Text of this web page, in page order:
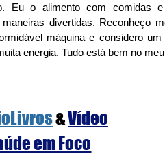
Eu o alimento com comidas e
divertidas. Reconheço
máquina e considero um
energia. Tudo está bem no
&Vídeo
em Foco